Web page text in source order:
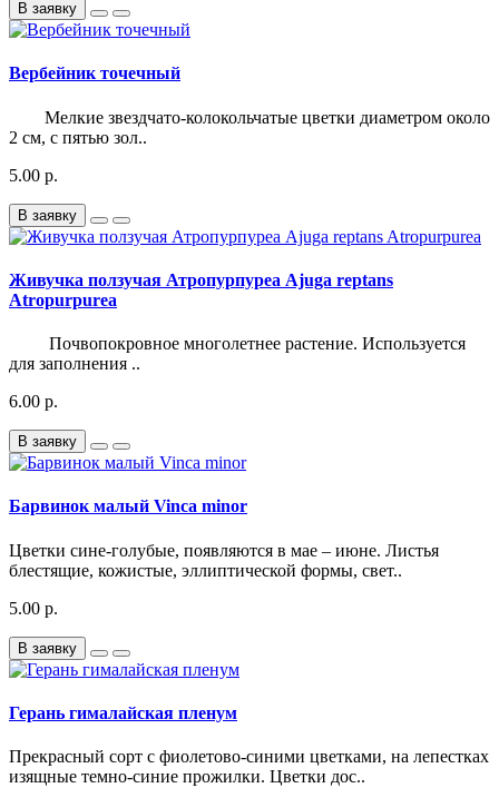
В заявку
Вербейник точечный
Мелкие звездчато-колокольчатые цветки диаметром около
2 см, с пятью зол..
5.00 р.
В заявку
Живучка ползучая Атропурпуреа Ajuga reptans
Atropurpurea
Почвопокровное многолетнее растение. Используется
для заполнения ..
6.00 р.
В заявку
Барвинок малый Vinca minor
Цветки сине-голубые, появляются в мае – июне. Листья
блестящие, кожистые, эллиптической формы, свет..
5.00 р.
В заявку
Герань гималайская пленум
Прекрасный сорт с фиолетово-синими цветками, на лепестках
изящные темно-синие прожилки. Цветки дос..